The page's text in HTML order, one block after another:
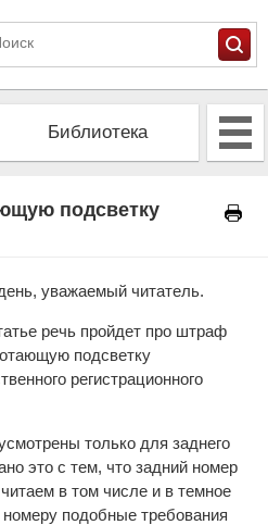
Библиотека
подсветку
уважаемый читатель.
речь пройдет про штраф
подсветку
регистрационного
только для заднего
это с тем, что задний номер
в том числе и в темное
подобные требования